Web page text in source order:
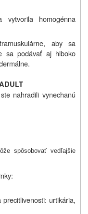
homogénna
aby sa
sa podávať aj hlboko
nahradili vynechanú
spôsobovať vedľajšie
urtikária,